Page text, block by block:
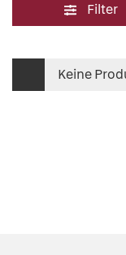
Filter
Keine